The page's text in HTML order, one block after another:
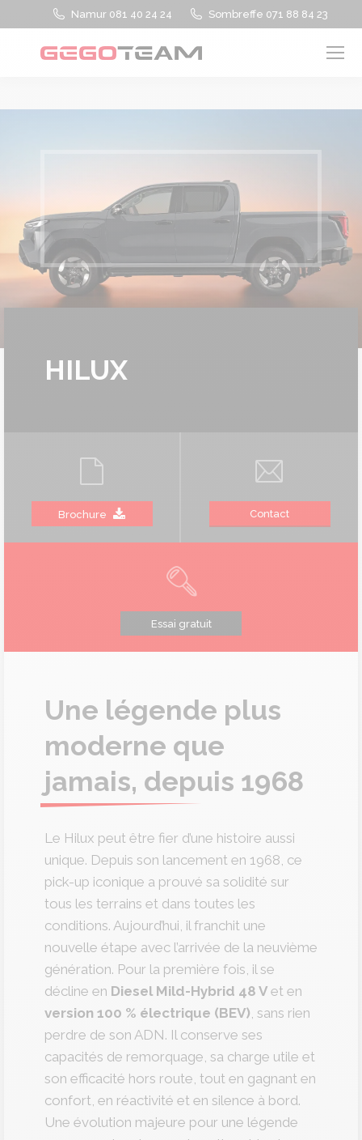
Namur 081 40 24 24 Sombreffe 071 88 84 23
HILUX
Brochure Contact
Essai gratuit
Une légende plus
moderne que
jamais, depuis 1968
Le Hilux peut être fier d’une histoire aussi
unique. Depuis son lancement en 1968, ce
pick-up iconique a prouvé sa solidité sur
tous les terrains et dans toutes les
conditions. Aujourd’hui, il franchit une
nouvelle étape avec l’arrivée de la neuvième
génération. Pour la première fois, il se
décline en Diesel Mild-Hybrid 48 V et en
version 100 % électrique (BEV), sans rien
perdre de son ADN. Il conserve ses
capacités de remorquage, sa charge utile et
son efficacité hors route, tout en gagnant en
confort, en réactivité et en silence à bord.
Une évolution majeure pour une légende